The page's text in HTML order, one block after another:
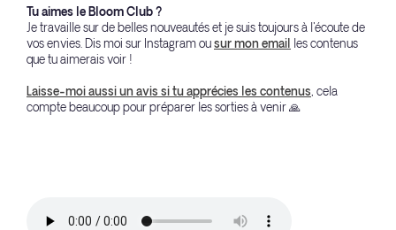
Tu aimes le Bloom Club ?
Je travaille sur de belles nouveautés et je suis toujours à l'écoute de
vos envies. Dis moi sur Instagram ousur mon email les contenus
que tu aimerais voir !
Laisse-moi aussi un avis si tu apprécies les contenus, cela
compte beaucoup pour préparer les sorties à venir 🙏